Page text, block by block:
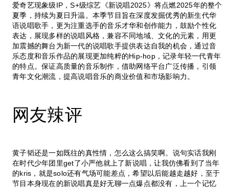
爱奇艺现象级IP，S+级综艺《新说唱2025》将点燃2025年的整个
夏季，持续为夏日升温。本季节目旨在深度发掘优秀的新生代华
语说唱歌手，更为注重选手的音乐才华和创作能力，鼓励个性化
表达，展现多样的说唱风格，兼容不同地域、文化的元素，用更
加震撼的舞台为新一代的说唱歌手提供表达自我的机会，通过音
乐态度和音乐作品的展现更加纯粹的Hip-hop，记录年轻一代青年
的特点。保证高质量的音乐制作，借助网络平台广泛传播，引领
青年文化潮流，提高说唱音乐的商业价值和市场影响力。
网友辣评
黄子韬还是一如既往的真性情，怎么这么搞笑啊。说句实话我刚
在时代少年团里get了小严他就上了新说唱，让我仿佛看到了当年
的kris，就是solo还有气场可能差点，希望以后能越走越好，至于
节目本身现在的新说唱真是好无聊一点爆点都没有，上一个记忆